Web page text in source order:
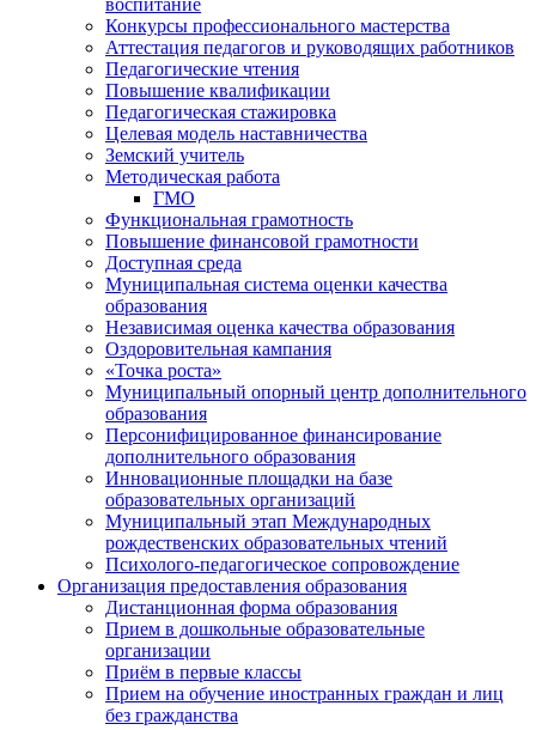
воспитание
Конкурсы профессионального мастерства
Аттестация педагогов и руководящих работников
Педагогические чтения
Повышение квалификации
Педагогическая стажировка
Целевая модель наставничества
Земский учитель
Методическая работа
ГМО
Функциональная грамотность
Повышение финансовой грамотности
Доступная среда
Муниципальная система оценки качества
образования
Независимая оценка качества образования
Оздоровительная кампания
«Точка роста»
Муниципальный опорный центр дополнительного
образования
Персонифицированное финансирование
дополнительного образования
Инновационные площадки на базе
образовательных организаций
Муниципальный этап Международных
рождественских образовательных чтений
Психолого-педагогическое сопровождение
Организация предоставления образования
Дистанционная форма образования
Прием в дошкольные образовательные
организации
Приём в первые классы
Прием на обучение иностранных граждан и лиц
без гражданства